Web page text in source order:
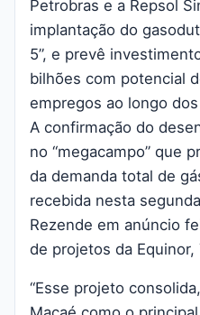
Petrobras e a Repsol
implantação do
5”, e prevê
bilhões com potencial
empregos ao longo
A confirmação do
no “megacampo” que
da demanda total de
recebida nesta
Rezende em anúncio
de projetos da Equinor,
“Esse projeto